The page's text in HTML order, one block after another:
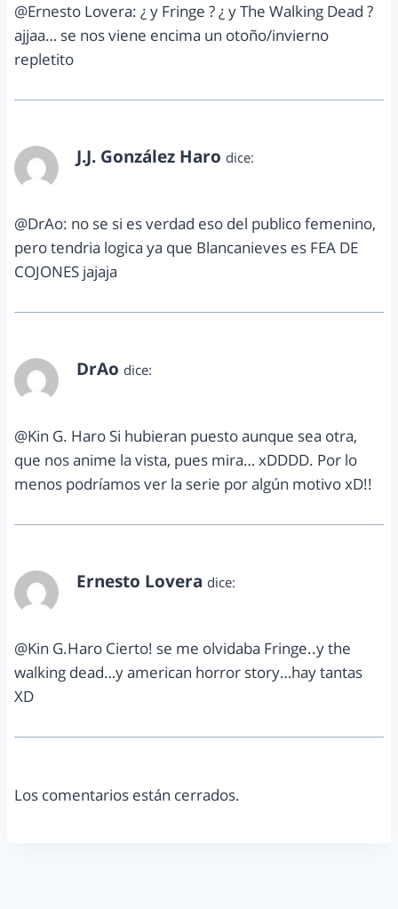
@Ernesto Lovera: ¿ y Fringe ? ¿ y The Walking Dead ?
ajjaa… se nos viene encima un otoño/invierno
repletito
J.J. González Haro dice:
@DrAo: no se si es verdad eso del publico femenino,
pero tendria logica ya que Blancanieves es FEA DE
COJONES jajaja
DrAo dice:
@Kin G. Haro Si hubieran puesto aunque sea otra,
que nos anime la vista, pues mira… xDDDD. Por lo
menos podríamos ver la serie por algún motivo xD!!
Ernesto Lovera dice:
@Kin G.Haro Cierto! se me olvidaba Fringe..y the
walking dead…y american horror story…hay tantas
XD
Los comentarios están cerrados.